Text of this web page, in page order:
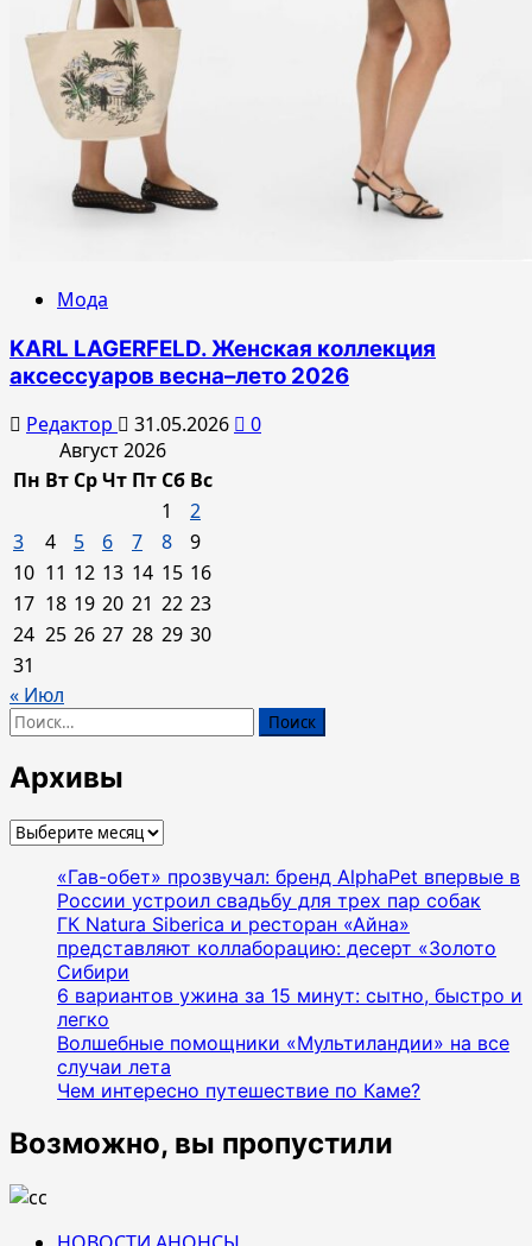
Мода
KARL LAGERFELD. Женская коллекция
аксессуаров весна–лето 2026
Редактор 31.05.2026
0
Август 2026
Пн Вт СрЧт Пт Сб Вс
1
2
3
4 5 6 7 8
9
10 11 12 13 14 15 16
17 18 19 20 21 22 23
24 25 26 27 28 29 30
31
« Июл
Найти:
Архивы
Архивы
«Гав-обет» прозвучал: бренд AlphaPet впервые в
России устроил свадьбу для трех пар собак
ГК Natura Siberica и ресторан «Айна»
представляют коллаборацию: десерт «Золото
Сибири
6 вариантов ужина за 15 минут: сытно, быстро и
легко
Волшебные помощники «Мультиландии» на все
случаи лета
Чем интересно путешествие по Каме?
Возможно, вы пропустили